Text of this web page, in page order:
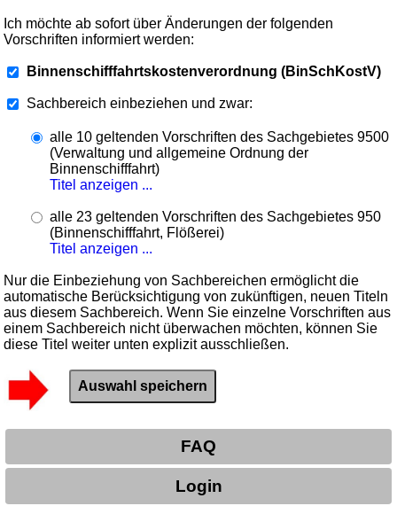
Ich möchte ab sofort über Änderungen der folgenden
Vorschriften informiert werden:
Binnenschifffahrtskostenverordnung (BinSchKostV)
Sachbereich einbeziehen und zwar:
alle 10 geltenden Vorschriften des Sachgebietes 9500
(Verwaltung und allgemeine Ordnung der
Binnenschifffahrt)
Titel anzeigen ...
alle 23 geltenden Vorschriften des Sachgebietes 950
(Binnenschifffahrt, Flößerei)
Titel anzeigen ...
Nur die Einbeziehung von Sachbereichen ermöglicht die
automatische Berücksichtigung von zukünftigen, neuen Titeln
aus diesem Sachbereich. Wenn Sie einzelne Vorschriften aus
einem Sachbereich nicht überwachen möchten, können Sie
diese Titel weiter unten explizit ausschließen.
FAQ
Login